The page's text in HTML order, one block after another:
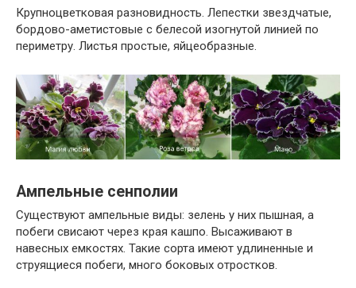
Крупноцветковая разновидность. Лепестки звездчатые,
бордово-аметистовые с белесой изогнутой линией по
периметру. Листья простые, яйцеобразные.
Ампельные сенполии
Существуют ампельные виды: зелень у них пышная, а
побеги свисают через края кашпо. Высаживают в
навесных емкостях. Такие сорта имеют удлиненные и
струящиеся побеги, много боковых отростков.